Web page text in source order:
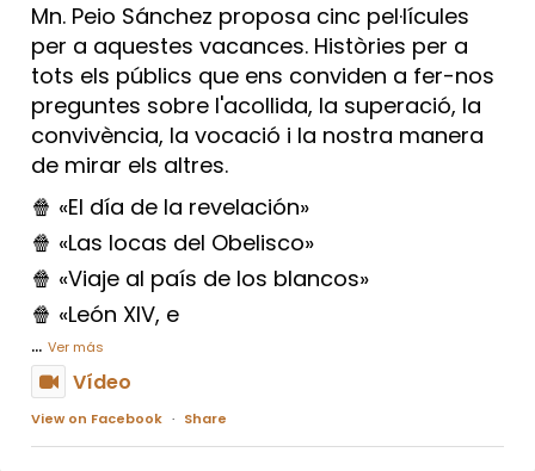
Mn. Peio Sánchez proposa cinc pel·lícules
per a aquestes vacances. Històries per a
tots els públics que ens conviden a fer-nos
preguntes sobre l'acollida, la superació, la
convivència, la vocació i la nostra manera
de mirar els altres.
🍿 «El día de la revelación»
🍿 «Las locas del Obelisco»
🍿 «Viaje al país de los blancos»
🍿 «León XIV, e
... Ver más
Vídeo
View on Facebook · Share